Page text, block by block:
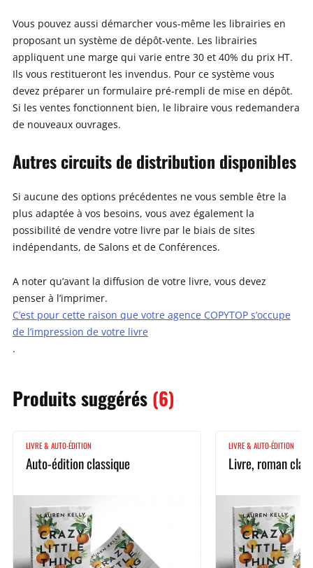
Vous pouvez aussi démarcher vous-même les librairies en
proposant un système de dépôt-vente. Les librairies
appliquent une marge qui varie entre 30 et 40% du prix HT.
Ils vous restitueront les invendus. Pour ce système vous
devez préparer un formulaire pré-rempli de mise en dépôt.
Si les ventes fonctionnent bien, le libraire vous redemandera
de nouveaux ouvrages.
Autres circuits de distribution disponibles
Si aucune des options précédentes ne vous semble être la
plus adaptée à vos besoins, vous avez également la
possibilité de vendre votre livre par le biais de sites
indépendants, de Salons et de Conférences.
A noter qu’avant la diffusion de votre livre, vous devez
penser à l’imprimer.
C’est pour cette raison que votre agence COPYTOP s’occupe
de l’impression de votre livre
.
Produitssuggérés(6)
LIVRE & AUTO-ÉDITION
Auto-édition classique
LIVRE & AUTO-ÉDITION
Livre, roman